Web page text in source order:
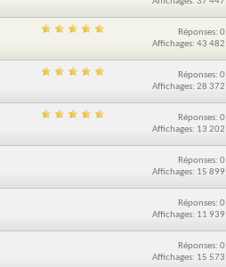
Réponses: 0
Affichages: 43 482
Réponses: 0
Affichages: 28 372
Réponses: 0
Affichages: 13 202
Réponses: 0
Affichages: 15 899
Réponses: 0
Affichages: 11 939
Réponses: 0
Affichages: 15 573